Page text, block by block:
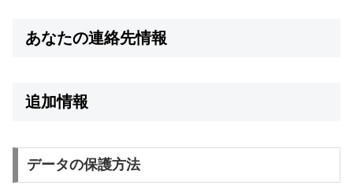
あなたの連絡先情報
追加情報
データの保護方法